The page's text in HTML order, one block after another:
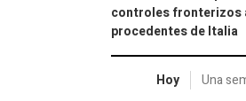
controles fronterizos
procedentes de Italia
Hoy Una